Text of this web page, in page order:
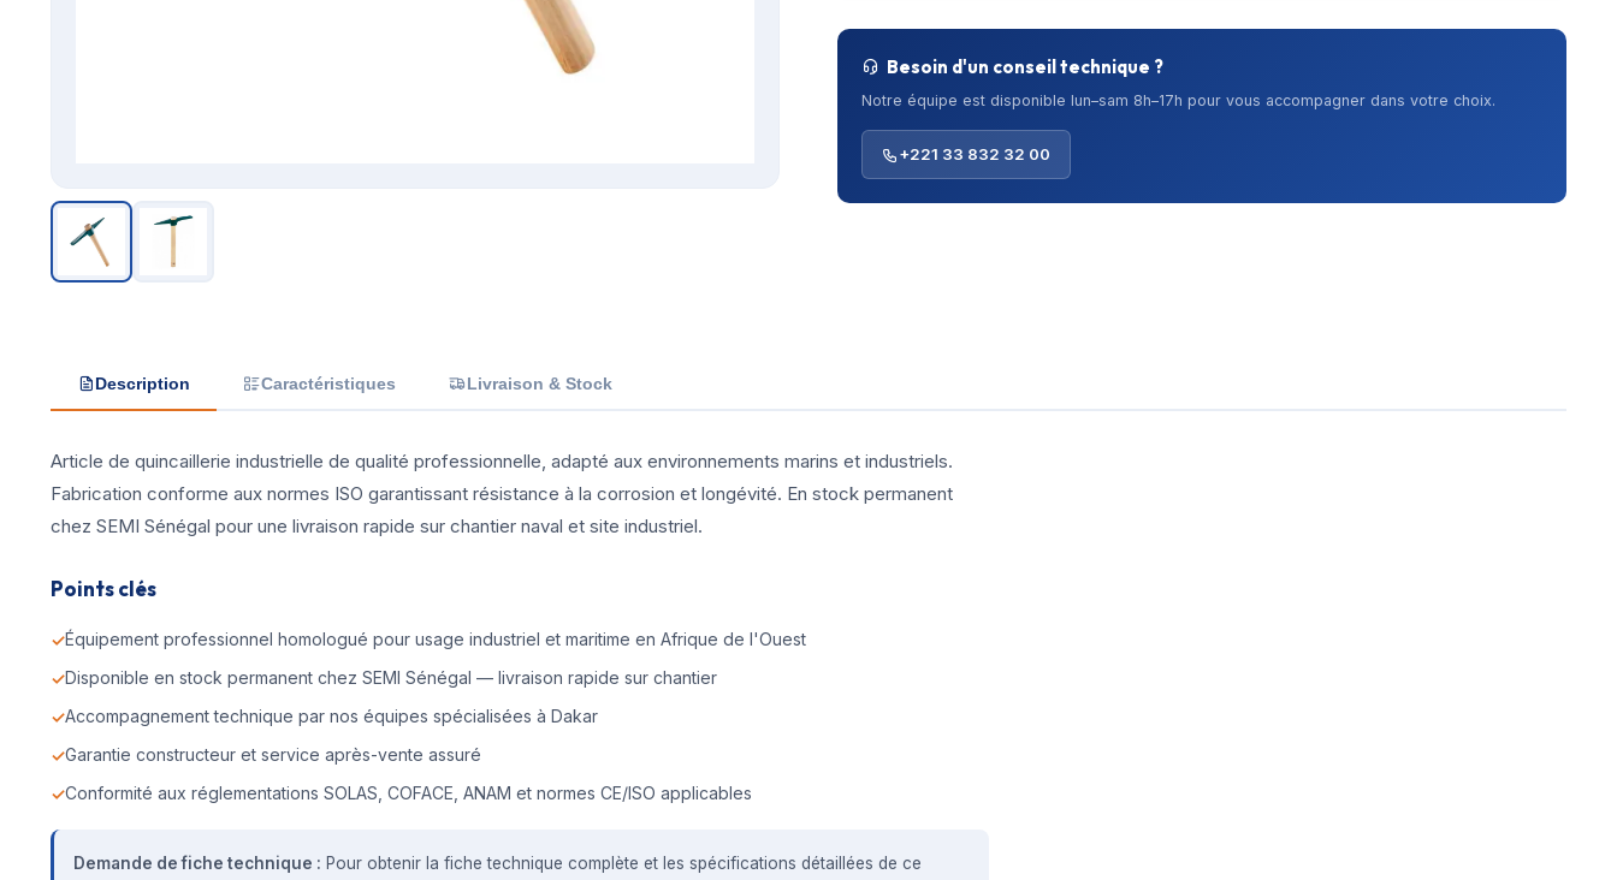
Besoin d'un conseil technique ?
Notre équipe est disponible lun–sam 8h–17h pour vous accompagner dans votre choix.
+221 33 832 32 00
Description Caractéristiques Livraison & Stock
Article de quincaillerie industrielle de qualité professionnelle, adapté aux environnements marins et industriels.
Fabrication conforme aux normes ISO garantissant résistance à la corrosion et longévité. En stock permanent
chez SEMI Sénégal pour une livraison rapide sur chantier naval et site industriel.
Points clés
Équipement professionnel homologué pour usage industriel et maritime en Afrique de l'Ouest
Disponible en stock permanent chez SEMI Sénégal — livraison rapide sur chantier
Accompagnement technique par nos équipes spécialisées à Dakar
Garantie constructeur et service après-vente assuré
Conformité aux réglementations SOLAS, COFACE, ANAM et normes CE/ISO applicables
Demande de fiche technique : Pour obtenir la fiche technique complète et les spécifications détaillées de ce